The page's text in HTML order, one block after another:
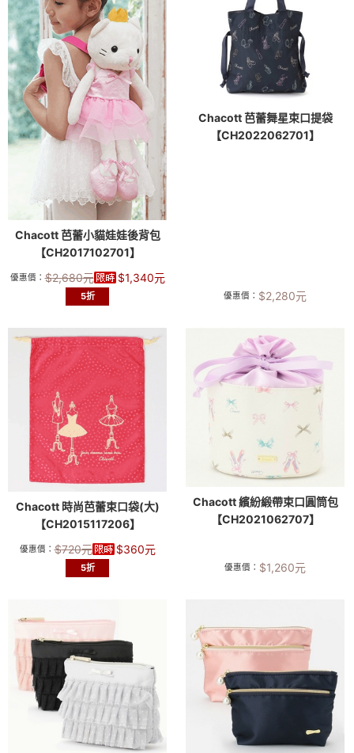
Chacott 芭蕾小貓娃娃後背包
【CH2017102701】
優惠價：$2,680元 $1,340元
5折
Chacott 芭蕾舞星束口提袋
【CH2022062701】
優惠價： $2,280元
Chacott 時尚芭蕾束口袋(大)
【CH2015117206】
優惠價：$720元 $360元
5折
Chacott 繽紛緞帶束口圓筒包
【CH2021062707】
優惠價： $1,260元